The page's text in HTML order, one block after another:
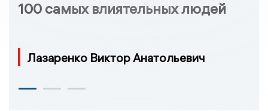
100 самых влиятельных людей
Лазаренко Виктор Анатольевич